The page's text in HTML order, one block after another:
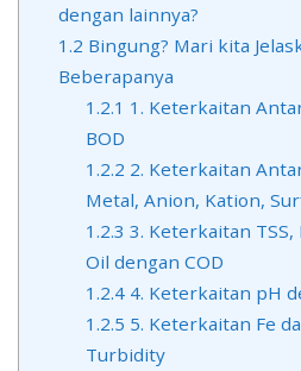
dengan lainnya?
1.2 Bingung? Mari kita
Beberapanya
1.2.1 1. Keterkaitan
BOD
1.2.2 2. Keterkaitan
Metal, Anion, Kation,
1.2.3 3. Keterkaitan
Oil dengan COD
1.2.44. Keterkaitan pH
1.2.5 5. Keterkaitan Fe
Turbidity